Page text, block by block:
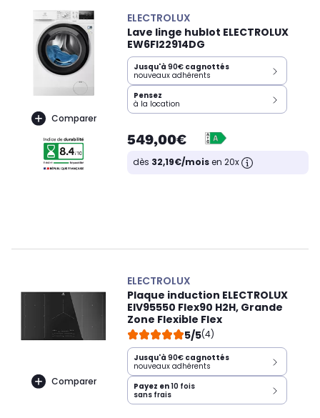
Comparer
ELECTROLUX
Lave linge hublot ELECTROLUX
EW6FI22914DG
Jusqu'à 90€ cagnottés
nouveaux adhérents
Pensez
à la location
549,00€
dès 32,19€/moisen 20x
Comparer
ELECTROLUX
Plaque induction ELECTROLUX
EIV95550 Flex90 H2H, Grande
Zone Flexible Flex
5/5(4)
Jusqu'à 90€ cagnottés
nouveaux adhérents
Payez en10 fois
sans frais